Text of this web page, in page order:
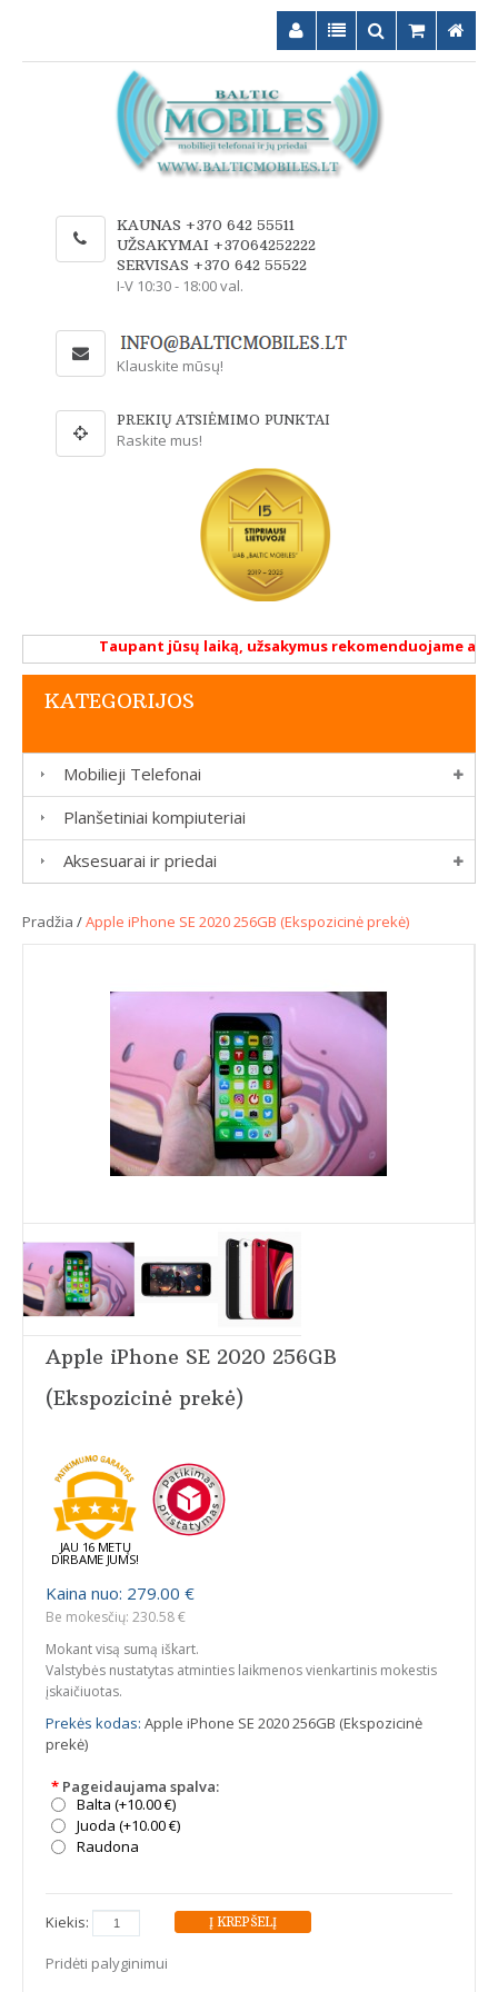
KAUNAS +370 642 55511
UŽSAKYMAI +37064252222
SERVISAS +370 642 55522
I-V 10:30 - 18:00 val.
Klauskite mūsų!
PREKIŲ ATSIĖMIMO PUNKTAI
Raskite mus!
Taupant jūsų laiką, užsakymus rekomenduojame
KATEGORIJOS
Mobilieji Telefonai
Planšetiniai kompiuteriai
Aksesuarai ir priedai
Pradžia /Apple iPhone SE 2020 256GB (Ekspozicinė prekė)
Apple iPhone SE 2020 256GB
(Ekspozicinė prekė)
JAU 16 METŲ
DIRBAME JUMS!
Kaina nuo: 279.00 €
Be mokesčių: 230.58 €
Mokant visą sumą iškart.
Valstybės nustatytas atminties laikmenos vienkartinis mokestis
įskaičiuotas.
Prekės kodas: Apple iPhone SE 2020 256GB (Ekspozicinė
prekė)
* Pageidaujama spalva:
Balta (+10.00 €)
Juoda (+10.00 €)
Raudona
Kiekis:
Pridėti palyginimui